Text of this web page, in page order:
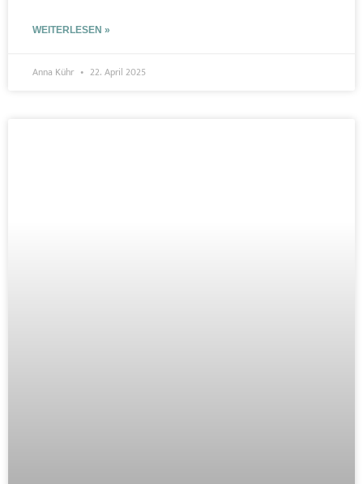
WEITERLESEN »
Anna Kühr 22. April 2025